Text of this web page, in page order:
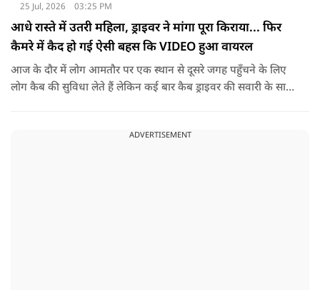
25 Jul, 2026 03:25 PM
आधे रास्ते में उतरी महिला, ड्राइवर ने मांगा पूरा किराया... फिर
कैमरे में कैद हो गई ऐसी बहस कि VIDEO हुआ वायरल
आज के दौर में लोग आमतौर पर एक स्थान से दूसरे जगह पहुँचने के लिए
लोग कैब की सुविधा लेते हैं लेकिन कई बार कैब ड्राइवर की सवारी के साथ
रास्ते में किसी वजह से उसने अपना प्लान बदल दिया और ड्राइवर से गाड़ी
ADVERTISEMENT